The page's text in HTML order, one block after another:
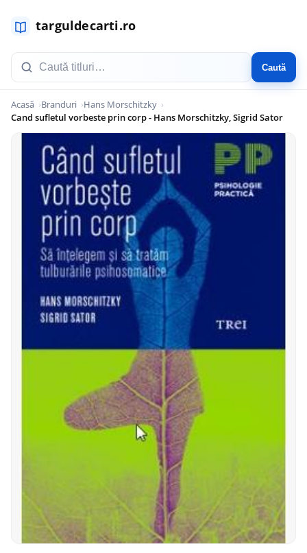
Caută
Acasă Branduri
Hans Morschitzky
Cand sufletul vorbeste prin corp - Hans Morschitzky, Sigrid Sator